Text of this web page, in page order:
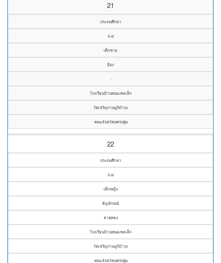
21
ประถมศึกษา
ป.๔
เด็กชาย
อ้อง
-
โรงเรียนบ้านหนองพงเล็ก
วัดเจริญราษฎร์บำรุง
คณะจังหวัดนครปฐม
22
ประถมศึกษา
ป.๔
เด็กหญิง
ธัญลักษณ์
ธาตุทอง
โรงเรียนบ้านหนองพงเล็ก
วัดเจริญราษฎร์บำรุง
คณะจังหวัดนครปฐม